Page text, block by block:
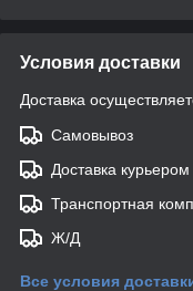
Условия доставки
Доставка
Самовывоз
Доставка курьером
Транспортная
Ж/Д
Все условия